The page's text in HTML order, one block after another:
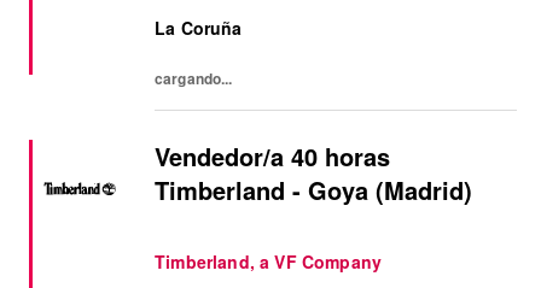
Assistant, en marcas con un formato de
La Coruña
cargando...
Vendedor/a 40 horas
Timberland - Goya (Madrid)
Timberland, a VF Company